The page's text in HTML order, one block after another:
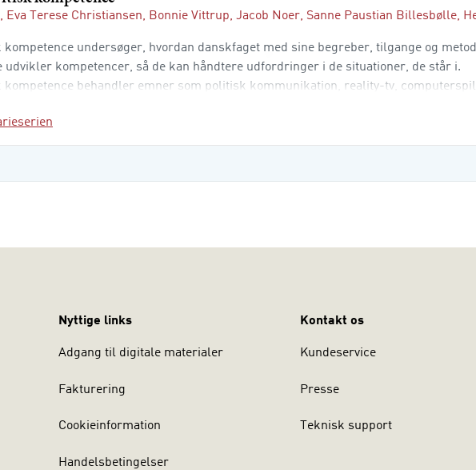
, Eva Terese Christiansen, Bonnie Vittrup, Jacob Noer, Sanne Paustian Billesbølle,
undersøger, hvordan danskfaget med sine begreber, tilgange og
udvikler kompetencer, så de kan håndtere udfordringer i de situationer, de står i.
behandler emner som politisk kommunikation, reality-tv,
Nyttige links
Adgang til digitale materialer
Fakturering
Cookieinformation
Handelsbetingelser
Kontakt os
Kundeservice
Presse
Teknisk support